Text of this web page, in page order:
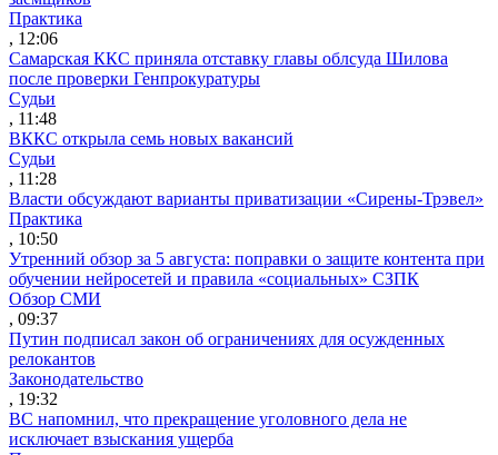
Практика
, 12:06
Самарская ККС приняла отставку главы облсуда Шилова
после проверки Генпрокуратуры
Судьи
, 11:48
ВККС открыла семь новых вакансий
Судьи
, 11:28
Власти обсуждают варианты приватизации «Сирены-Трэвел»
Практика
, 10:50
Утренний обзор за 5 августа: поправки о защите контента при
обучении нейросетей и правила «социальных» СЗПК
Обзор СМИ
, 09:37
Путин подписал закон об ограничениях для осужденных
релокантов
Законодательство
, 19:32
ВС напомнил, что прекращение уголовного дела не
исключает взыскания ущерба